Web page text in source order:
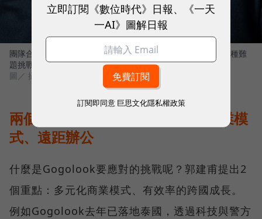
團隊合作方面，郭建甫提出「集體心流」的概念原則，攻克各種難
題挑戰，是他對組織運作的終極想像。
圖／ 攝影／蔡仁譯
兩個必須面對的大挑戰：多角化商業模
式、遠距辦公
什麼是Gogolook要應對的挑戰呢？郭建甫提出2
個重點：多元化商業模式、有效率的跨國成長。
例如Gogolook去年已落地泰國，透過科技與警方
立即訂閱《數位時代》日報、《一天
一AI》圖解日報
訂閱即同意 巨思文化隱私權政策